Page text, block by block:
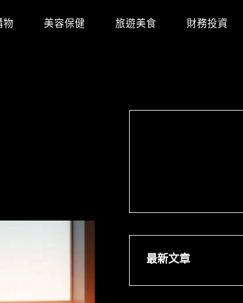
物 美容保健 旅遊美食 財務投資
最新文章